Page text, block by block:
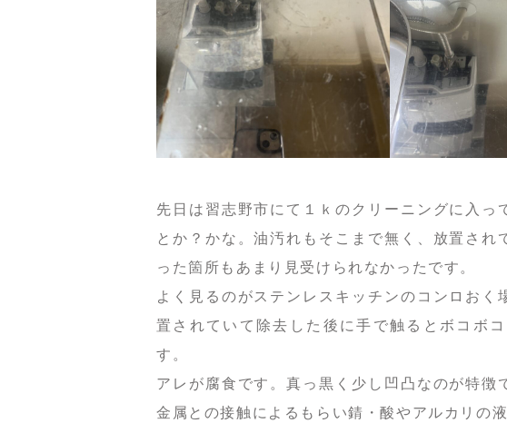
先日は習志野市にて１ｋのクリーニングに入
とか？かな。油汚れもそこまで無く、放置さ
った箇所もあまり見受けられなかったです。
よく見るのがステンレスキッチンのコンロお
置されていて除去した後に手で触るとボコボ
す。
アレが腐食です。真っ黒く少し凹凸なのが特
金属との接触によるもらい錆・酸やアルカリの